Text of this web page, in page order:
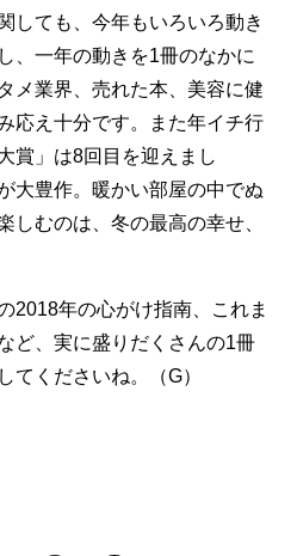
しても、今年もいろいろ動き
、一年の動きを1冊のなかに
メ業界、売れた本、美容に健
応え十分です。また年イチ行
賞」は8回目を迎えまし
豊作。暖かい部屋の中でぬ
しむのは、冬の最高の幸せ、
2018年の心がけ指南、これま
ど、実に盛りだくさんの1冊
てくださいね。（G）